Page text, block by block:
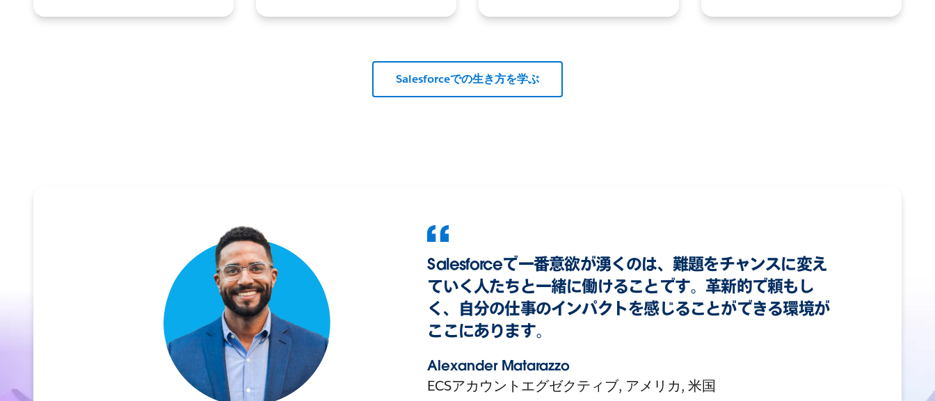
Salesforceでの生き方を学ぶ
Salesforceで一番意欲が湧くのは、難題をチャンスに変え
ていく人たちと一緒に働けることです。革新的で頼もし
く、自分の仕事のインパクトを感じることができる環境が
ここにあります。
Alexander Matarazzo
ECSアカウントエグゼクティブ, アメリカ, 米国